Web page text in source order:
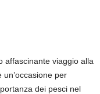
affascinante viaggio alla
un’occasione per
dei pesci nel